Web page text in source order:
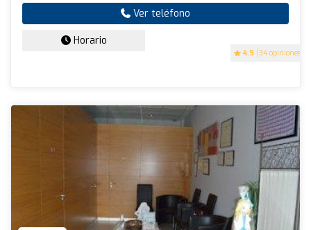
4.9 (34 opiniones)
Ver teléfono
Horario